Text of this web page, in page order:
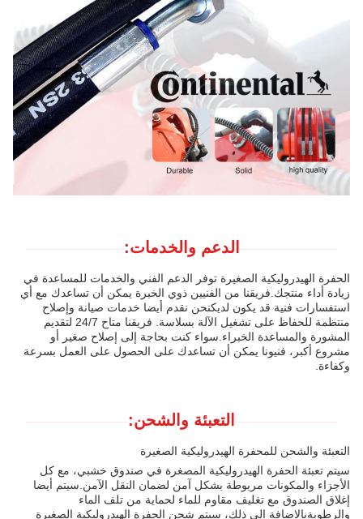
الدعم والخدمات:
الحفرة الهيدروليكية الصغيرة توفر الدعم الفني والخدمات للمساعدة في
زيادة أداء منتجك.فريقنا من الفنيين ذوي الخبرة يمكن أن تساعدك مع أي
استفسارات فنية قد يكون لديكنحن نقدم أيضا خدمات صيانة وإصلاح
منتظمة للحفاظ على تشغيل الآلة بسلاسة. فريقنا متاح 24/7 لتقديم
المشورة والمساعدة الخبراء.سواء كنت بحاجة إلى إصلاح صغير أو
مشروع أكبر، فنيونا يمكن أن تساعدك على الحصول على العمل بسرعة
وكفاءة.
التعبئة والشحن:
التعبئة والشحن للمحفرة الهيدروليكية الصغيرة
سيتم تعبئة الحفرة الهيدروليكية المصغرة في صندوق خشبي، مع كل
الأجزاء والمكونات مربوطة بشكل آمن لضمان النقل الآمن.سيتم أيضا
إغلاق الصندوق مع تغليف مقاوم للماء لحماية من تلف الماء
والرطوبةبالإضافة إلى ذلك، سيتم شحن الحفرة الهيدروليكية الصغيرة